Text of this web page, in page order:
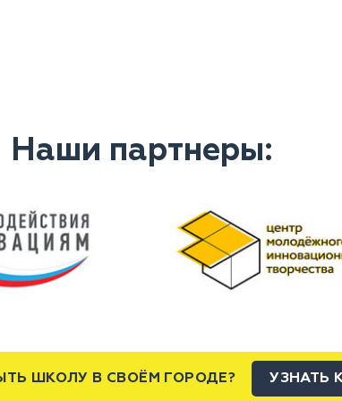
Наши партнеры:
ШКОЛУ В СВОЁМ ГОРОДЕ? УЗНАТЬ